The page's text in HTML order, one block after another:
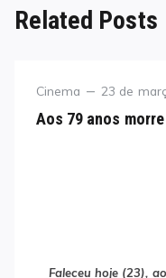
Related Posts
Category
Cinema
Posted
23 de
Aos 79 anos
Faleceu hoje (23),